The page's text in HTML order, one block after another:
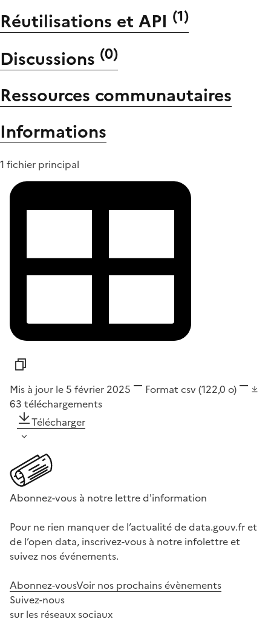
Réutilisations et API (1)
Discussions (0)
Ressources communautaires
Informations
1 fichier principal
Mis à jour le 5 février 2025 Format csv(122,0 o)
63 téléchargements
Télécharger
Abonnez-vous à notre lettre d'information
Pour ne rien manquer de l’actualité de data.gouv.fr et
de l’open data, inscrivez-vous à notre infolettre et
suivez nos événements.
Abonnez-vousVoir nos prochains évènements
Suivez-nous
sur les réseaux sociaux